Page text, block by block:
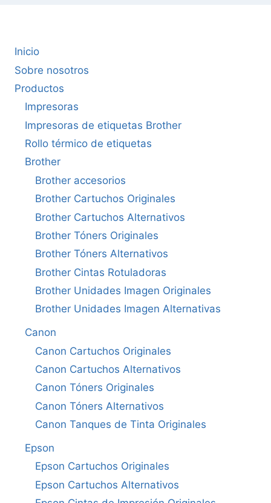
Inicio
Sobre nosotros
Productos
Impresoras
Impresoras de etiquetas Brother
Rollo térmico de etiquetas
Brother
Brother accesorios
Brother Cartuchos Originales
Brother Cartuchos Alternativos
Brother Tóners Originales
Brother Tóners Alternativos
Brother Cintas Rotuladoras
Brother Unidades Imagen Originales
Brother Unidades Imagen Alternativas
Canon
Canon Cartuchos Originales
Canon Cartuchos Alternativos
Canon Tóners Originales
Canon Tóners Alternativos
Canon Tanques de Tinta Originales
Epson
Epson Cartuchos Originales
Epson Cartuchos Alternativos